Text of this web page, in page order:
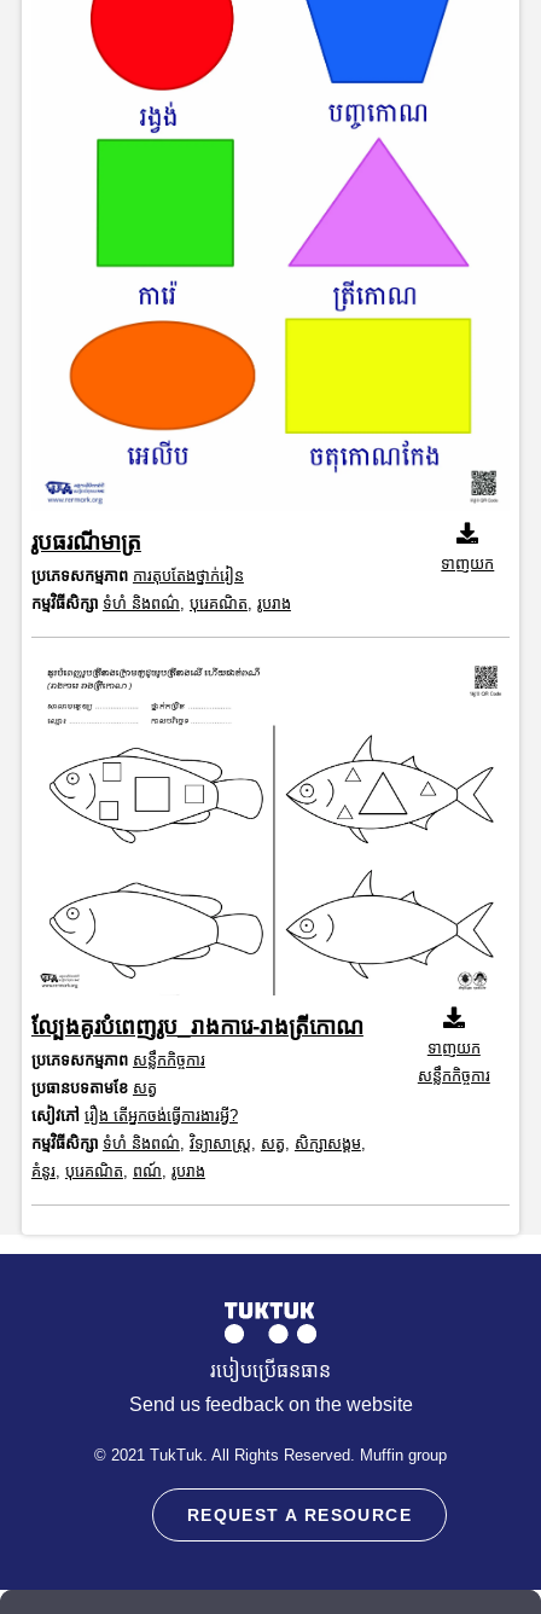
រូបធរណីមាត្រ
ប្រភេទសកម្មភាព ការតុបតែងថ្នាក់រៀន
កម្មវិធីសិក្សា ទំហំ និងពណ៌ បុរេគណិត រូបរាង
ទាញយក
ល្បែងគូរបំពេញរូប_រាងការេ-រាងត្រីកោណ
ប្រភេទសកម្មភាព សន្លឹកកិច្ចការ
ប្រធានបទតាមខែ សត្វ
សៀវភៅ រឿង តើអ្នកចង់ធ្វើការងារអ្វី?
កម្មវិធីសិក្សា ទំហំ និងពណ៌ វិទ្យាសាស្រ្ត សត្វ សិក្សាសង្គម,
គំនូរ, បុរេគណិត ពណ៍ រូបរាង
ទាញយក
សន្លឹកកិច្ចការ
របៀបប្រើធនធាន
Send us feedback on the website
© 2021 TukTuk. All Rights Reserved. Muffin group
REQUEST A RESOURCE